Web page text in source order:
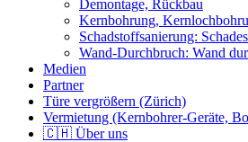
Demontage, Rückbau
Kernbohrung,
Schadstoffsanierung:
Wand-Durchbruch: Wand
Medien
Partner
Türe vergrößern (Zürich)
Vermietung (Kernbohrer-Geräte,
🇨🇭 Über uns